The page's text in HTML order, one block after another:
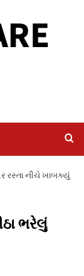
રસ્તા નીચે ખાબક્યું
ભરેલું